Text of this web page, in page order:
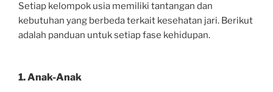
Setiap kelompok usia memiliki tantangan dan
kebutuhan yang berbeda terkait kesehatan jari. Berikut
adalah panduan untuk setiap fase kehidupan.
1. Anak-Anak